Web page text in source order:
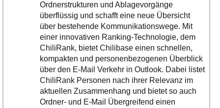
Ordnerstrukturen und Ablagevorgänge
überflüssig und schafft eine neue Übersicht
über bestehende Kommunikationswege. Mit
einer innovativen Ranking-Technologie, dem
ChiliRank, bietet Chilibase einen schnellen,
kompakten und personenbezogenen Überblick
über den E-Mail Verkehr in Outlook. Dabei listet
ChiliRank Personen nach ihrer Relevanz im
aktuellen Zusammenhang und bietet so auch
Ordner- und E-Mail Übergreifend einen